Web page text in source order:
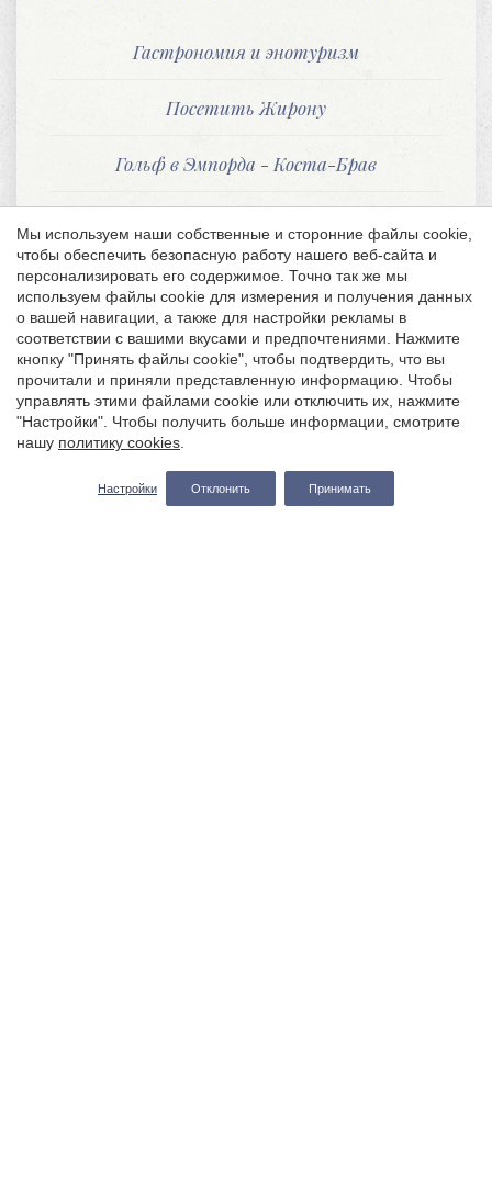
Гастрономия и энотуризм
Посетить Жирону
Гольф в Эмпорда - Коста-Брав
Историческое наследие
Пляжи, бухты и парки
Музыкальный фестиваль Cap Roig
Природные парки
Пеший туризм
Мы используем наши собственные и сторонние файлы cookie,
чтобы обеспечить безопасную работу нашего веб-сайта и
персонализировать его содержимое. Точно так же мы
используем файлы cookie для измерения и получения данных
о вашей навигации, а также для настройки рекламы в
соответствии с вашими вкусами и предпочтениями. Нажмите
кнопку "Принять файлы cookie", чтобы подтвердить, что вы
прочитали и приняли представленную информацию. Чтобы
управлять этими файлами cookie или отключить их, нажмите
"Настройки". Чтобы получить больше информации, смотрите
нашу политику cookies.
Настройки Отклонить Принимать
Сохранить настройки Принять все